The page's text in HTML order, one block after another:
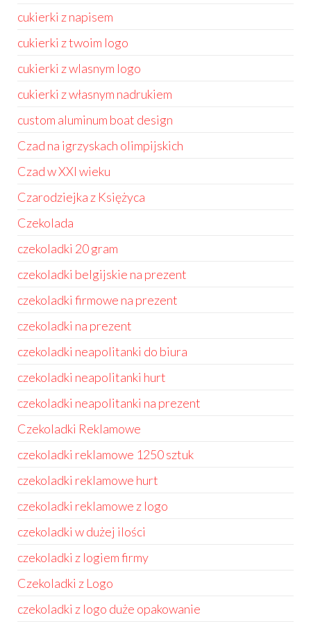
cukierki z napisem
cukierki z twoim logo
cukierki z wlasnym logo
cukierki z własnym nadrukiem
custom aluminum boat design
Czad na igrzyskach olimpijskich
Czad w XXI wieku
Czarodziejka z Księżyca
Czekolada
czekoladki 20 gram
czekoladki belgijskie na prezent
czekoladki firmowe na prezent
czekoladki na prezent
czekoladki neapolitanki do biura
czekoladki neapolitanki hurt
czekoladki neapolitanki na prezent
Czekoladki Reklamowe
czekoladki reklamowe 1250 sztuk
czekoladki reklamowe hurt
czekoladki reklamowe z logo
czekoladki w dużej ilości
czekoladki z logiem firmy
Czekoladki z Logo
czekoladki z logo duże opakowanie